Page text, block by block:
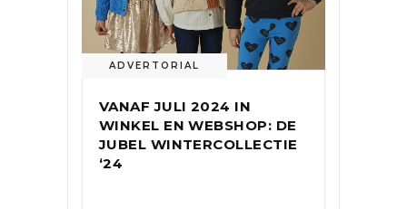
ADVERTORIAL
VANAF JULI 2024 IN
WINKEL EN WEBSHOP: DE
JUBEL WINTERCOLLECTIE
‘24